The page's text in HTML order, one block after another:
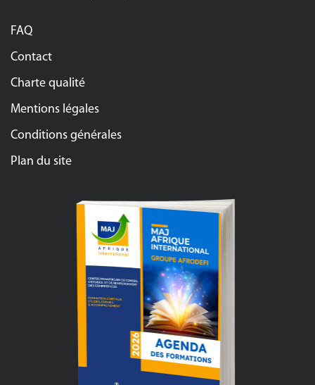
FAQ
Contact
Charte qualité
Mentions légales
Conditions générales
Plan du site